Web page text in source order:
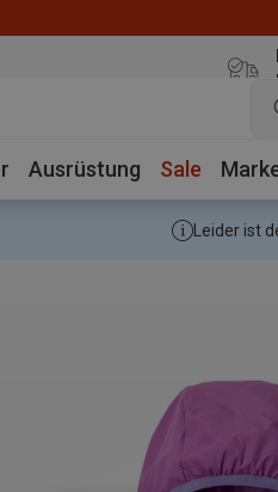
Ausrüstung Sale
Leider ist